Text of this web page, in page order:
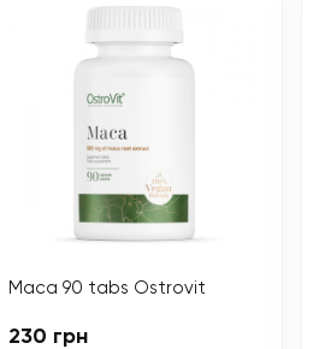
Maca 90 tabs Ostrovit
230 грн